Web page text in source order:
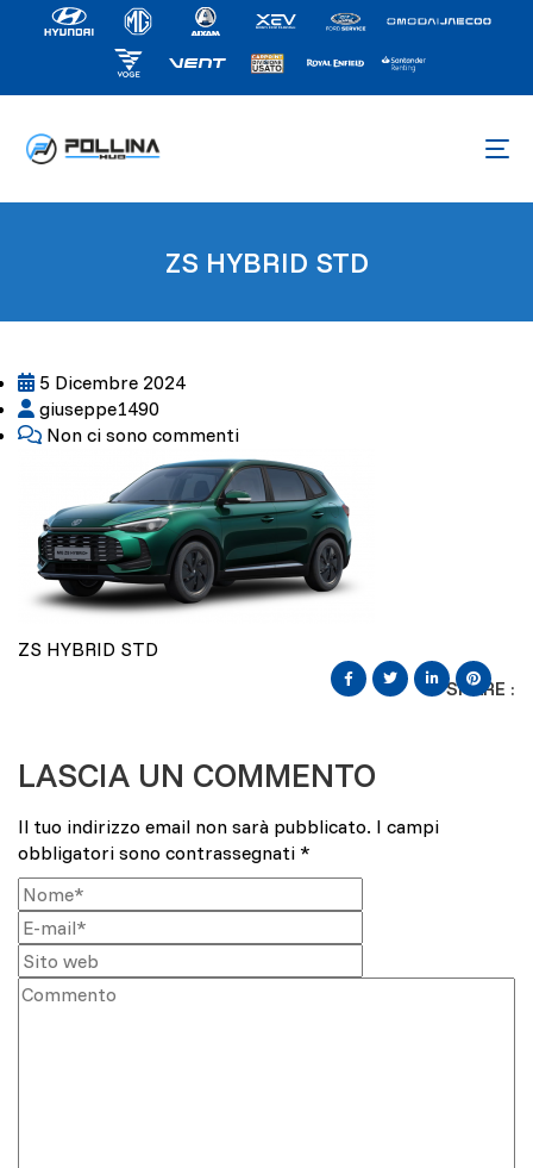
ZS HYBRID STD
5 Dicembre 2024
giuseppe1490
Non ci sono commenti
ZS HYBRID STD
SHARE :
LASCIA UN COMMENTO
Il tuo indirizzo email non sarà pubblicato. I campi
obbligatori sono contrassegnati *